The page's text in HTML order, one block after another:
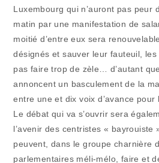
Luxembourg qui n’auront pas peur
matin par une manifestation de
moitié d’entre eux sera
désignés et sauver leur fauteuil,
pas faire trop de zèle… d’autant
annoncent un basculement de la
entre une et dix voix d’avance pour
Le débat qui va s’ouvrir sera
l’avenir des centristes « bayrouiste
peuvent, dans le groupe charnière
parlementaires méli-mélo, faire et